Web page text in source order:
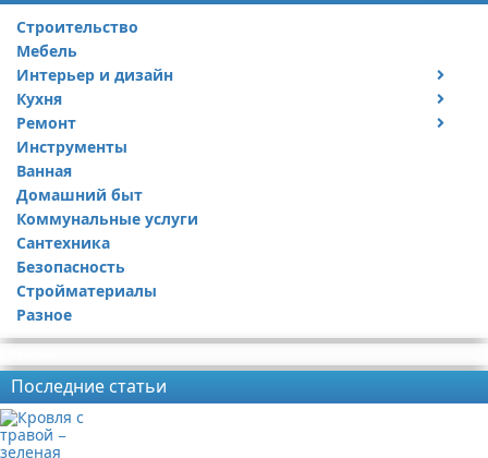
Строительство
Мебель
Интерьер и дизайн
Дизайн дачи
Дизайн квартиры
Кухня
Посуда
Ремонт
Ремонт дачи
Ремонт квартиры
Инструменты
Ванная
Домашний быт
Коммунальные услуги
Сантехника
Безопасность
Стройматериалы
Разное
Последние статьи